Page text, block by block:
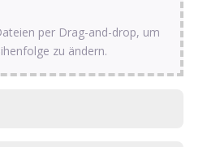
per Drag-and-drop, um
zu ändern.